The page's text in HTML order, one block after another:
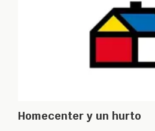
Homecenter y un hurto